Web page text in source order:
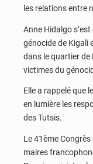
les relations entre
Anne Hidalgo
génocide de Kigali
dans le quartier
victimes du
Elle a rappelé que
en lumière les
des Tutsis.
Le 41ème
maires